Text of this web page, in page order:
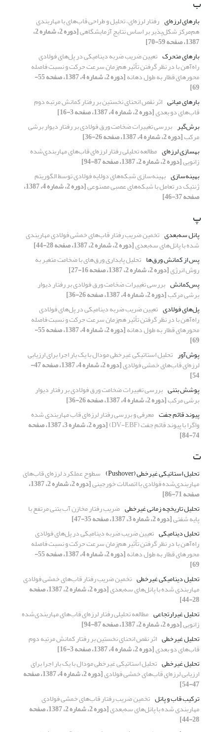
بارهای لرزه‌ای رفتار لرزه‌ای، تحلیل و طراحی قاب‌های با مهاربندی
هم‌مرکز شکل‌پذیر بر اساس نتایج آزمایشگاهی [دوره 2، شماره 2،
1387، صفحه 59-70]
بارهای متحرک تعیین ضریب ضربه دینامیکی در پل‌های فولادی
راه‌آهن با در نظر گرفتن تأثیر هم‌زمان سرعت حرکت و نسبت فاصله
محورهای قطار به طول دهانه [دوره 2، شماره 4، 1387، صفحه 55-
69]
بارهای میانی اثر نقص انحنای نخستین بر رفتار کمانش مرتبه دوم
قاب‌های دو بعدی[دوره 2، شماره 4، 1387، صفحه 3-16]
برش‌گیر بررسی تغییرات ضخامت ورق فولادی بر رفتار دیوار برشی
مرکب[دوره 2، شماره 4، 1387، صفحه 26-36]
بهسازی لرزه‌ای مطالعه تحلیلی رفتار لرزه‌ای قاب‌های مهاربندی‌شده
زانویی[دوره 2، شماره 2، 1387، صفحه 87-94]
بهینه‌سازی بهینه‌سازی شبکه‌های دولایه فولادی توسط الگوریتم
ژنتیک در تعامل با شبکه‌های عصبی مصنوعی [دوره 2، شماره 4، 1387،
صفحه 37-46]
پ
پانل سه‌بعدی تخمین ضریب رفتار قاب‌های خمشی فولادی مهاربندی
شده با پانل‌های سه‌بعدی[دوره 2، شماره 2، 1387، صفحه 28-44]
پس از کمانش ورق‌ها تحلیل پایداری ورق‌های با ضخامت متغیر به
روش انرژی[دوره 2، شماره 2، 1387، صفحه 16-27]
پس‌کمانش بررسی تغییرات ضخامت ورق فولادی بر رفتار دیوار
برشی مرکب[دوره 2، شماره 4، 1387، صفحه 26-36]
پل‌های فولادی تعیین ضریب ضربه دینامیکی در پل‌های فولادی
راه‌آهن با در نظر گرفتن تأثیر هم‌زمان سرعت حرکت و نسبت فاصله
محورهای قطار به طول دهانه [دوره 2، شماره 4، 1387، صفحه 55-
69]
پوش‌آور تحلیل استاتیکی غیرخطی مودال با یک بار اجرا برای ارزیابی
لرزه‌ای قاب‌های خمشی فولادی [دوره 2، شماره 4، 1387، صفحه 47-
54]
پوشش بتنی بررسی تغییرات ضخامت ورق فولادی بر رفتار دیوار
برشی مرکب[دوره 2، شماره 4، 1387، صفحه 26-36]
پیوند قائم جفت معرفی و بررسی رفتار لرزه‌ای قاب مهاربندی شده
واگرا با پیوند قائم جفت (DV-EBF) [دوره 2، شماره 3، 1387، صفحه
74-84]
ت
تحلیل استاتیکی غیرخطی (Pushover) سطوح عملکرد لرزه‌ای قاب‌های
مهاربندی‌شده فولادی با اتصالات خورجینی [دوره 2، شماره 2، 1387،
صفحه 71-86]
تحلیل تاریخچه زمانی غیرخطی ضریب رفتار مخازن آب بتنی مرتفع با
پایه شفتی[دوره 2، شماره 3، 1387، صفحه 35-47]
تحلیل دینامیکی تعیین ضریب ضربه دینامیکی در پل‌های فولادی
راه‌آهن با در نظر گرفتن تأثیر هم‌زمان سرعت حرکت و نسبت فاصله
محورهای قطار به طول دهانه [دوره 2، شماره 4، 1387، صفحه 55-
69]
تحلیل دینامیکی غیرخطی تخمین ضریب رفتار قاب‌های خمشی فولادی
مهاربندی شده با پانل‌های سه‌بعدی [دوره 2، شماره 2، 1387، صفحه
28-44]
تحلیل غیرارتجاعی مطالعه تحلیلی رفتار لرزه‌ای قاب‌های مهاربندی‌شده
زانویی[دوره 2، شماره 2، 1387، صفحه 87-94]
تحلیل غیرخطی اثر نقص انحنای نخستین بر رفتار کمانش مرتبه دوم
قاب‌های دو بعدی[دوره 2، شماره 4، 1387، صفحه 3-16]
تحلیل غیرخطی تحلیل استاتیکی غیرخطی مودال با یک بار اجرا برای
ارزیابی لرزه‌ای قاب‌های خمشی فولادی [دوره 2، شماره 4، 1387، صفحه
47-54]
ترکیب قاب و پانل تخمین ضریب رفتار قاب‌های خمشی فولادی
مهاربندی شده با پانل‌های سه‌بعدی [دوره 2، شماره 2، 1387، صفحه
28-44]